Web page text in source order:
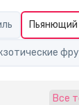
Все